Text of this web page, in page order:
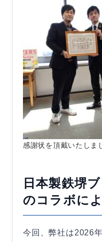
感謝状を頂戴いたしま
日本製鉄堺
のコラボに
今回、弊社は2026